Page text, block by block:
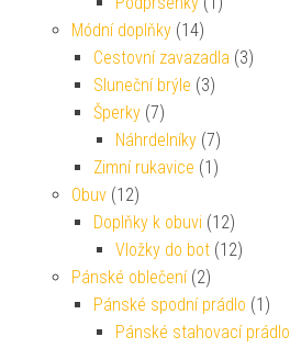
Módní doplňky (14)
Cestovní zavazadla (3)
Sluneční brýle (3)
Šperky (7)
Náhrdelníky (7)
Zimní rukavice (1)
Obuv (12)
Doplňky k obuvi (12)
Vložky do bot (12)
Pánské oblečení (2)
Pánské spodní prádlo (1)
Pánské stahovací prádlo